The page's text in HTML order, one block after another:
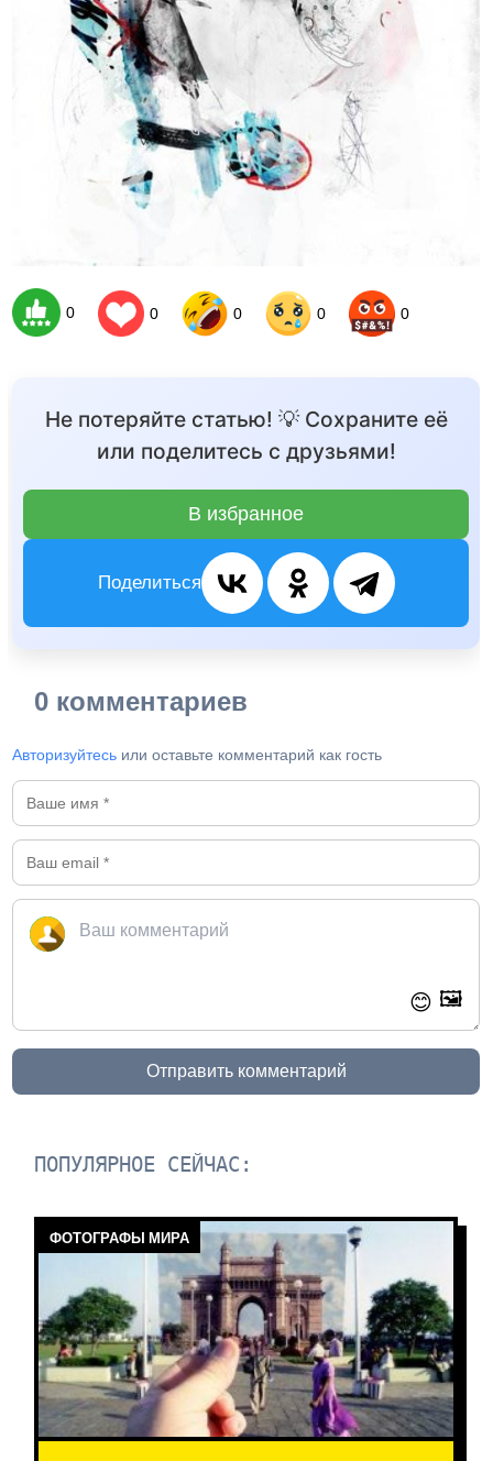
0 0 0 0 0
Не потеряйте статью! 💡 Сохраните её
или поделитесь с друзьями!
В избранное
Поделиться
0 комментариев
Авторизуйтесь или оставьте комментарий как гость
😊 🖼️
Отправить комментарий
ПОПУЛЯРНОЕ СЕЙЧАС:
ФОТОГРАФЫ МИРА